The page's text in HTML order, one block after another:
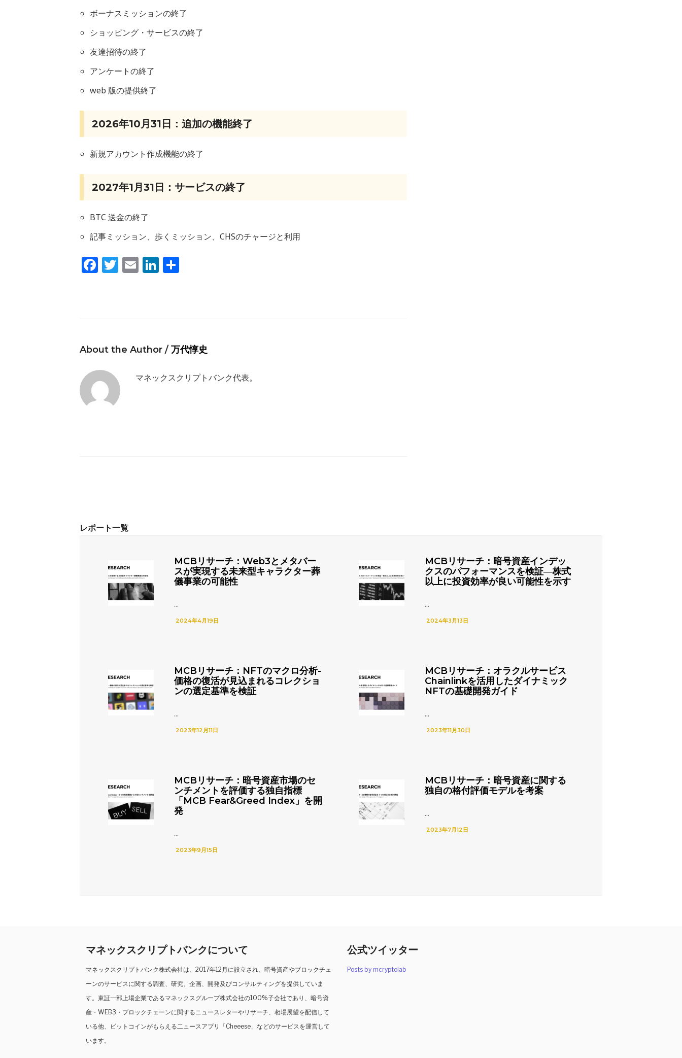
ボーナスミッションの終了
ショッピング・サービスの終了
友達招待の終了
アンケートの終了
web 版の提供終了
2026年10月31日：追加の機能終了
新規アカウント作成機能の終了
2027年1月31日：サービスの終了
BTC 送金の終了
記事ミッション、歩くミッション、CHSのチャージと利用
Facebook
Twitter
EmailLinkedIn
About the Author / 万代惇史
マネックスクリプトバンク代表。
MCBリサーチ：Web3とメタバー
スが実現する未来型キャラクター葬
儀事業の可能性
...
2024年4月19日
MCBリサーチ：暗号資産インデッ
クスのパフォーマンスを検証―株式
以上に投資効率が良い可能性を示す
...
2024年3月13日
MCBリサーチ：NFTのマクロ分析-
価格の復活が見込まれるコレクショ
ンの選定基準を検証
...
2023年12月11日
MCBリサーチ：オラクルサービス
Chainlinkを活用したダイナミック
NFTの基礎開発ガイド
...
2023年11月30日
MCBリサーチ：暗号資産市場のセ
ンチメントを評価する独自指標
「MCB Fear&Greed Index」を開
発
...
2023年9月15日
MCBリサーチ：暗号資産に関する
独自の格付評価モデルを考案
...
2023年7月12日
マネックスクリプトバンクについて
マネックスクリプトバンク株式会社は、2017年12月に設立され、暗号資産やブロックチェ
ーンのサービスに関する調査、研究、企画、開発及びコンサルティングを提供していま
す。東証一部上場企業であるマネックスグループ株式会社の100%子会社であり、暗号資
産・WEB3・ブロックチェーンに関するニュースレターやリサーチ、相場展望を配信して
いる他、ビットコインがもらえる二ュースアプリ「Cheeese」などのサービスを運営して
います。
公式ツイッター
Posts by mcryptolab